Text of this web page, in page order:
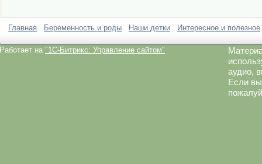
Главная Беременность и роды Наши детки Интересное и полезное
Работает на "1C-Битрикс: Управление сайтом"
аудио,
Если вы